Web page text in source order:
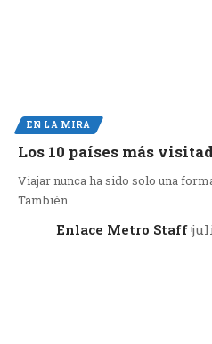
EN LA MIRA
Los 10 países más
Viajar nunca ha sido solo una
También…
Enlace Metro Staff